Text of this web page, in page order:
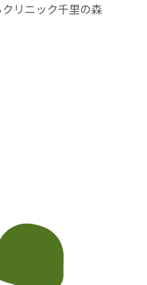
リニック千里の森